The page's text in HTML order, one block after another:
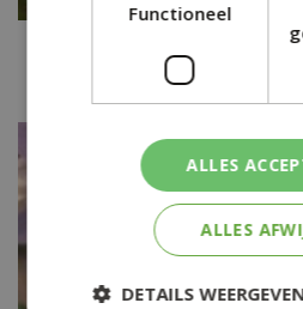
Akelei
Aquilegia
Functioneel
ALLES
ALLES
DETAILS